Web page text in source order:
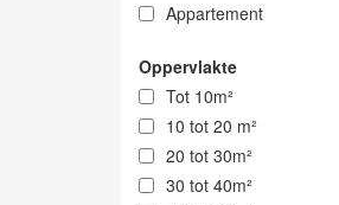
Appartement
Oppervlakte
Tot 10m²
10 tot 20 m²
20 tot 30m²
30 tot 40m²